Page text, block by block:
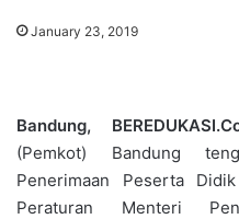
January 23, 2019
Bandung,
(Pemkot) Bandung
Penerimaan Peserta
Peraturan Menteri